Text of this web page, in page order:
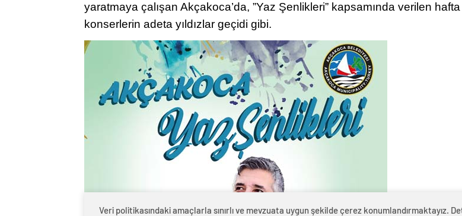
yaratmaya çalışan Akçakoca’da, ”Yaz Şenlikleri” kapsamında verilen
konserlerin adeta yıldızlar geçidi gibi.
Veri politikasındaki amaçlarla sınırlı ve mevzuata uygun şekilde çerez konumlandırmaktayız.